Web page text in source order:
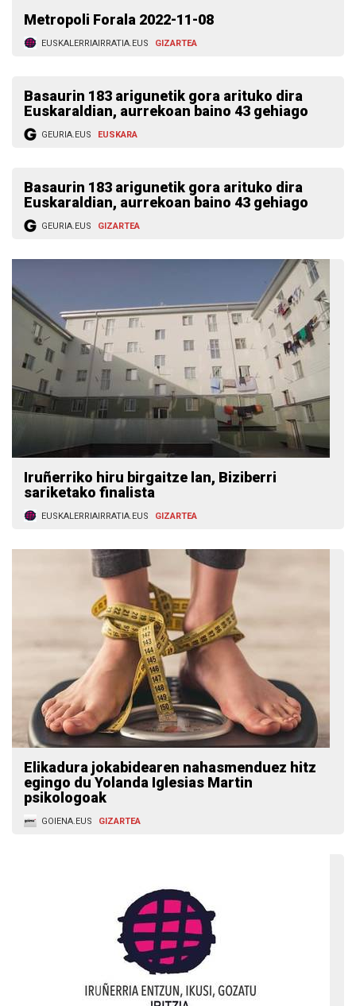
Metropoli Forala 2022-11-08
EUSKALERRIAIRRATIA.EUS GIZARTEA
Basaurin 183 arigunetik gora arituko dira
Euskaraldian, aurrekoan baino 43 gehiago
GEURIA.EUS EUSKARA
Basaurin 183 arigunetik gora arituko dira
Euskaraldian, aurrekoan baino 43 gehiago
GEURIA.EUS GIZARTEA
Iruñerriko hiru birgaitze lan, Biziberri
sariketako finalista
EUSKALERRIAIRRATIA.EUS GIZARTEA
Elikadura jokabidearen nahasmenduez hitz
egingo du Yolanda Iglesias Martin
psikologoak
GOIENA.EUS GIZARTEA